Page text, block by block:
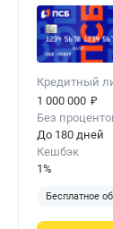
Кредитный
1 000 000 ₽
Без
До 180 дней
Кешбэк
1%
Бесплатное